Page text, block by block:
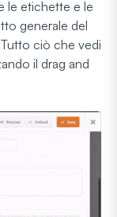
le etichette e le
generale del
ciò che vedi
il drag and